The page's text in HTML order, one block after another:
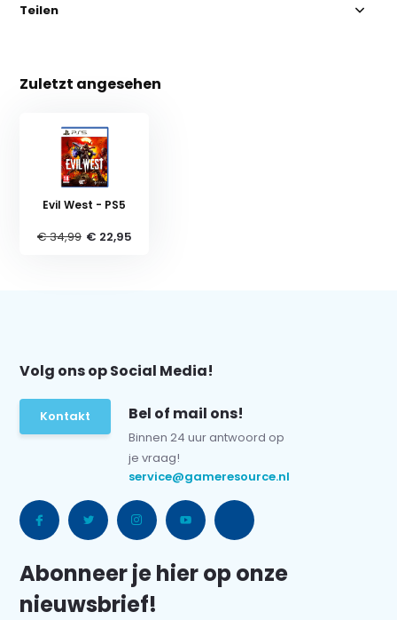
Teilen
Zuletzt angesehen
Evil West - PS5
€ 34,99 € 22,95
Volg ons op Social Media!
Kontakt Bel of mail ons!
Binnen 24 uur antwoord op
je vraag!
service@gameresource.nl
Abonneer je hier op onze
nieuwsbrief!